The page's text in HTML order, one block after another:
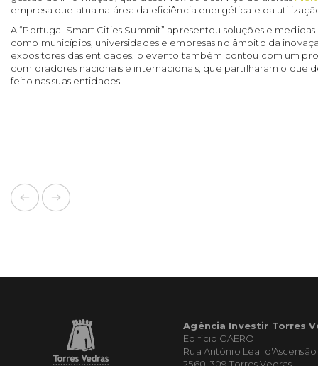
empresa que atua na área da eficiência energética e da
A “Portugal Smart Cities Summit” apresentou soluções e
como municípios, universidades e empresas no âmbito da
expositores das entidades, o evento também contou com um
com oradores nacionais e internacionais, que partilharam o que
feito nas suas entidades.
Agência Investir Torres
Edifício CAERO
Rua António Leal d'Ascensão
2560-309 Torres Vedras